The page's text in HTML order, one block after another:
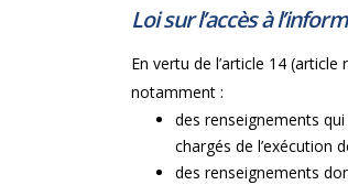
Loi sur l’accès à
En vertu de l’article 14 (article
notamment :
des renseignements
chargés de l’exécution
des renseignements